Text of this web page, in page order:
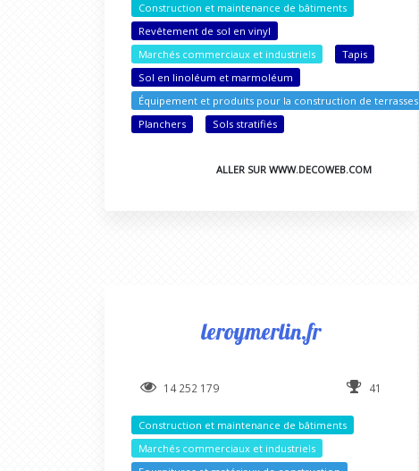
Construction et maintenance de bâtiments
Revêtement de sol en vinyl
Marchés commerciaux et industriels
Tapis
Sol en linoléum et marmoléum
Équipement et produits pour la construction de terrasses
Planchers
Sols stratifiés
ALLER SUR WWW.DECOWEB.COM
leroymerlin.fr
14 252 179 41
Construction et maintenance de bâtiments
Marchés commerciaux et industriels